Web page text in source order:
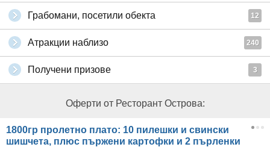
Грабомани, посетили обекта 12
Атракции наблизо 240
Получени призове 3
Оферти от Ресторант Острова:
1800гр пролетно плато: 10 пилешки и свински
шишчета, плюс пържени картофки и 2 пърленки